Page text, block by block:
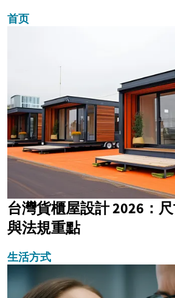
首页
台灣貨櫃屋設計 2026：
與法規重點
生活方式